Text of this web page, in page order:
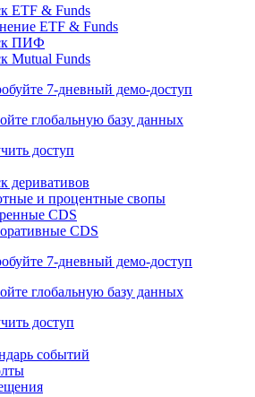
глобальную базу данных
доступ
ETF & Funds
Mutual Funds
7-дневный
глобальную базу данных
доступ
и процентные свопы
CDS
7-дневный
глобальную базу данных
доступ